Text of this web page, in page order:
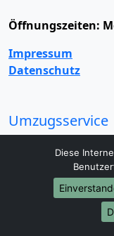
Öffnungszeiten:
Impressum
Datenschutz
Umzugsservice
Fernumzug
Mini Umzug
Seniorenumzug
Diese